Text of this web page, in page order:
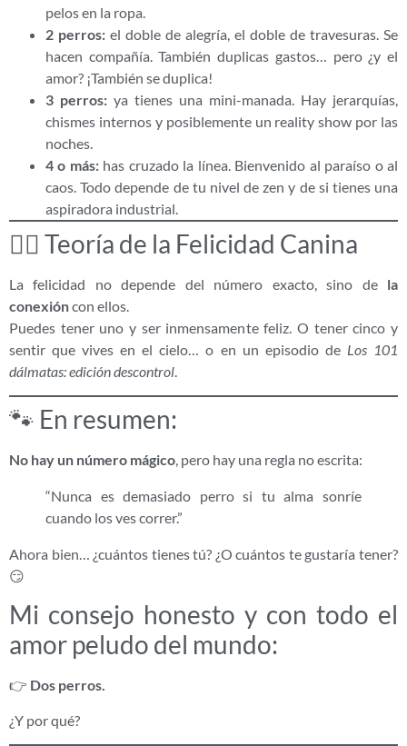
pelos en la ropa.
2 perros: el doble de alegría, el doble de travesuras. Se
hacen compañía. También duplicas gastos… pero ¿y el
amor? ¡También se duplica!
3 perros: ya tienes una mini-manada. Hay jerarquías,
chismes internos y posiblemente un reality show por las
noches.
4 o más:has cruzado la línea. Bienvenido al paraíso o al
caos. Todo depende de tu nivel de zen y de si tienes una
aspiradora industrial.
🧘‍♀️ Teoría de la Felicidad Canina
La felicidad no depende del número exacto, sino de la
conexióncon ellos.
Puedes tener uno y ser inmensamente feliz. O tener cinco y
sentir que vives en el cielo… o en un episodio de Los 101
dálmatas: edición descontrol
🐾 En resumen:
No hay un número mágico, pero hay una regla no escrita:
“Nunca es demasiado perro si tu alma sonríe
cuando los ves correr.”
Ahora bien… ¿cuántos tienes tú? ¿O cuántos te gustaría tener?
😏
Mi consejo honesto y con todo el
amor peludo del mundo:
👉 Dos perros.
¿Y por qué?